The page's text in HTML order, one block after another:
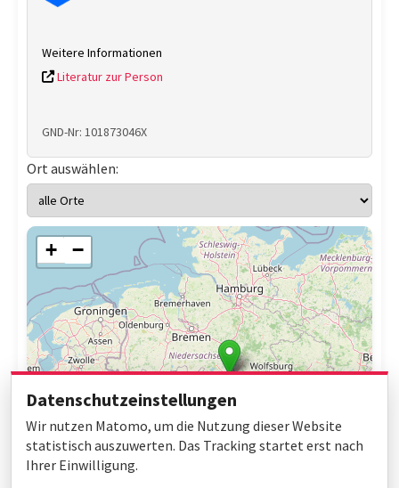
Weitere Informationen
Literatur zur Person
GND-Nr: 101873046X
Ort auswählen:
+ −
Datenschutzeinstellungen
Wir nutzen Matomo, um die Nutzung dieser Website
statistisch auszuwerten. Das Tracking startet erst nach
Ihrer Einwilligung.